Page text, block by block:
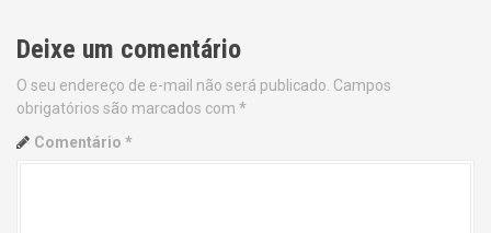
t
n
a
Deixe um comentário
O seu endereço de e-mail não será publicado. Campos
obrigatórios são marcados com *
Comentário *